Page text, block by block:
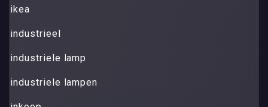
ikea
industrieel
industriele lamp
industriele lampen